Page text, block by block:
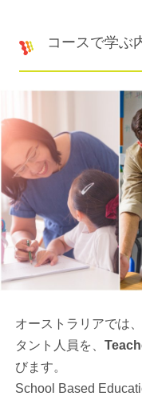
コースで学ぶ
オーストラリアでは
タント人員を、
びます。
School Based